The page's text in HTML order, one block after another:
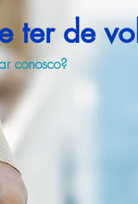
ter de
conosco?